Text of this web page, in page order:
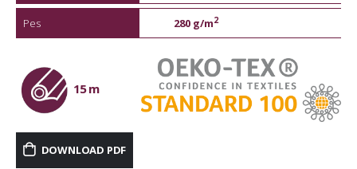
Pes 280 g/m2
15 m
DOWNLOAD PDF